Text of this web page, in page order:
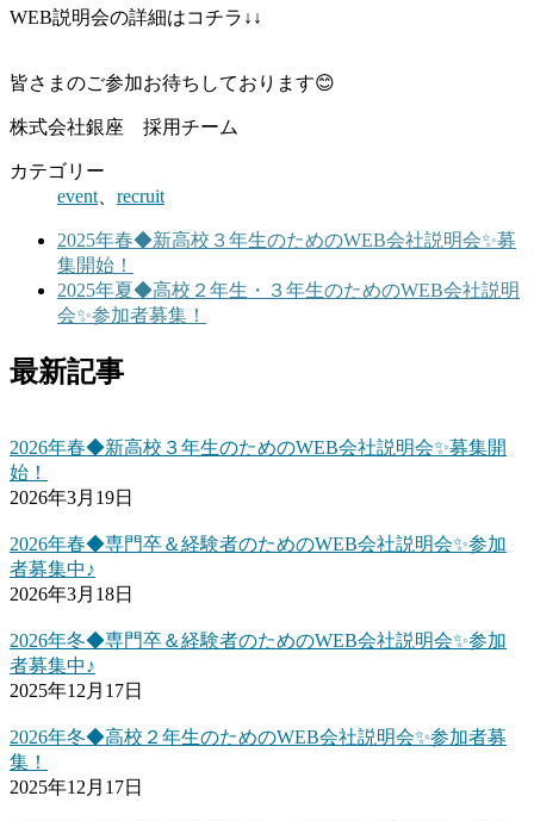
WEB説明会の詳細はコチラ↓↓
皆さまのご参加お待ちしております😊
株式会社銀座 採用チーム
カテゴリー
event
recruit
2025年春◆新高校３年生のためのWEB会社説明会✨募
集開始！
2025年夏◆高校２年生・３年生のためのWEB会社説明
会✨参加者募集！
最新記事
2026年春◆新高校３年生のためのWEB会社説明会✨募集開
始！
2026年3月19日
2026年春◆専門卒＆経験者のためのWEB会社説明会✨参加
者募集中♪
2026年3月18日
2026年冬◆専門卒＆経験者のためのWEB会社説明会✨参加
者募集中♪
2025年12月17日
2026年冬◆高校２年生のためのWEB会社説明会✨参加者募
集！
2025年12月17日